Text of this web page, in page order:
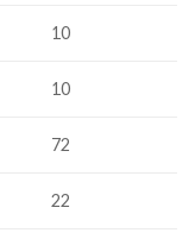
10
10
72
22